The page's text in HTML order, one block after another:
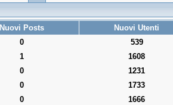
Nuovi Posts Nuovi Utenti
0 539
1 1608
0 1231
0 1733
0 1666